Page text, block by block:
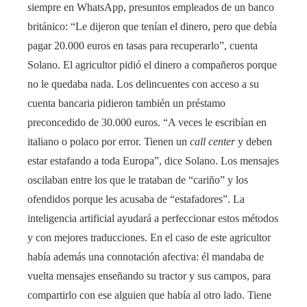
siempre en WhatsApp, presuntos empleados de un banco
británico: “Le dijeron que tenían el dinero, pero que debía
pagar 20.000 euros en tasas para recuperarlo”, cuenta
Solano. El agricultor pidió el dinero a compañeros porque
no le quedaba nada. Los delincuentes con acceso a su
cuenta bancaria pidieron también un préstamo
preconcedido de 30.000 euros. “A veces le escribían en
italiano o polaco por error. Tienen un call centery deben
estar estafando a toda Europa”, dice Solano. Los mensajes
oscilaban entre los que le trataban de “cariño” y los
ofendidos porque les acusaba de “estafadores”. La
inteligencia artificial ayudará a perfeccionar estos métodos
y con mejores traducciones. En el caso de este agricultor
había además una connotación afectiva: él mandaba de
vuelta mensajes enseñando su tractor y sus campos, para
compartirlo con ese alguien que había al otro lado. Tiene